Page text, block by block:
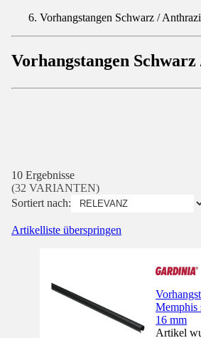
Vorhangstangen Schwarz /
Vorhangstangen
10 Ergebnisse
(32 VARIANTEN)
Sortiert nach:
Artikelliste überspringen
Memphis
16 mm
Artikel